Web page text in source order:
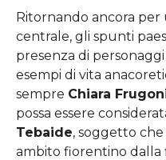
Ritornando ancora
centrale, gli spunti
presenza di
esempi di vita
sempre Chiara
possa essere
Tebaide, soggetto
ambito fiorentino dalla